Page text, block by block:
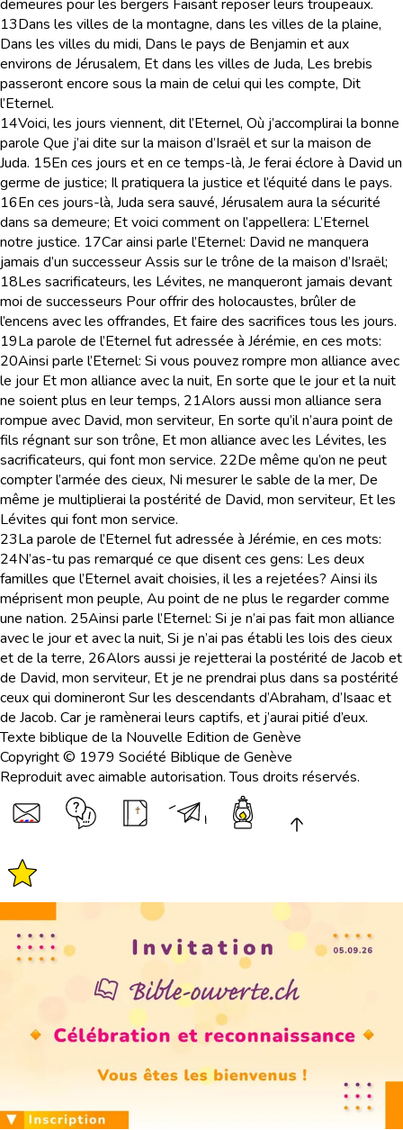
demeures pour les bergers Faisant reposer leurs troupeaux.
13Dans les villes de la montagne, dans les villes de la plaine,
Dans les villes du midi, Dans le pays de Benjamin et aux
environs de Jérusalem, Et dans les villes de Juda, Les brebis
passeront encore sous la main de celui qui les compte, Dit
l’Eternel.
14Voici, les jours viennent, dit l’Eternel, Où j’accomplirai la bonne
parole Que j’ai dite sur la maison d’Israël et sur la maison de
Juda. 15En ces jours et en ce temps-là, Je ferai éclore à David un
germe de justice; Il pratiquera la justice et l’équité dans le pays.
16En ces jours-là, Juda sera sauvé, Jérusalem aura la sécurité
dans sa demeure; Et voici comment on l’appellera: L’Eternel
notre justice. 17Car ainsi parle l’Eternel: David ne manquera
jamais d’un successeur Assis sur le trône de la maison d’Israël;
18Les sacrificateurs, les Lévites, ne manqueront jamais devant
moi de successeurs Pour offrir des holocaustes, brûler de
l’encens avec les offrandes, Et faire des sacrifices tous les jours.
19La parole de l’Eternel fut adressée à Jérémie, en ces mots:
20Ainsi parle l’Eternel: Si vous pouvez rompre mon alliance avec
le jour Et mon alliance avec la nuit, En sorte que le jour et la nuit
ne soient plus en leur temps, 21Alors aussi mon alliance sera
rompue avec David, mon serviteur, En sorte qu’il n’aura point de
fils régnant sur son trône, Et mon alliance avec les Lévites, les
sacrificateurs, qui font mon service. 22De même qu’on ne peut
compter l’armée des cieux, Ni mesurer le sable de la mer, De
même je multiplierai la postérité de David, mon serviteur, Et les
Lévites qui font mon service.
23La parole de l’Eternel fut adressée à Jérémie, en ces mots:
24N’as-tu pas remarqué ce que disent ces gens: Les deux
familles que l’Eternel avait choisies, il les a rejetées? Ainsi ils
méprisent mon peuple, Au point de ne plus le regarder comme
une nation. 25Ainsi parle l’Eternel: Si je n’ai pas fait mon alliance
avec le jour et avec la nuit, Si je n’ai pas établi les lois des cieux
et de la terre, 26Alors aussi je rejetterai la postérité de Jacob et
de David, mon serviteur, Et je ne prendrai plus dans sa postérité
ceux qui domineront Sur les descendants d’Abraham, d’Isaac et
de Jacob. Car je ramènerai leurs captifs, et j’aurai pitié d’eux.
Texte biblique de la Nouvelle Edition de Genève
Copyright © 1979 Société Biblique de Genève
Reproduit avec aimable autorisation. Tous droits réservés.